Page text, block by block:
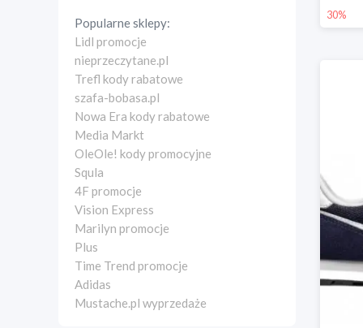
Popularne sklepy:
Lidl promocje
nieprzeczytane.pl
Trefl kody rabatowe
szafa-bobasa.pl
Nowa Era kody rabatowe
Media Markt
OleOle! kody promocyjne
Squla
4F promocje
Vision Express
Marilyn promocje
Plus
Time Trend promocje
Adidas
Mustache.pl wyprzedaże
30%